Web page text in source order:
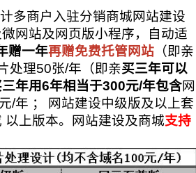
多商户入驻分销商城网站建设
网站及网页版小程序，自动适
赠一年再赠免费托管网站 （即亲
处理50张/年（即亲买三年可以
三年用6年相当于300元/年包含网
/年 ；
网站建设中级版及以上套
上版本。网站建设及商城支持